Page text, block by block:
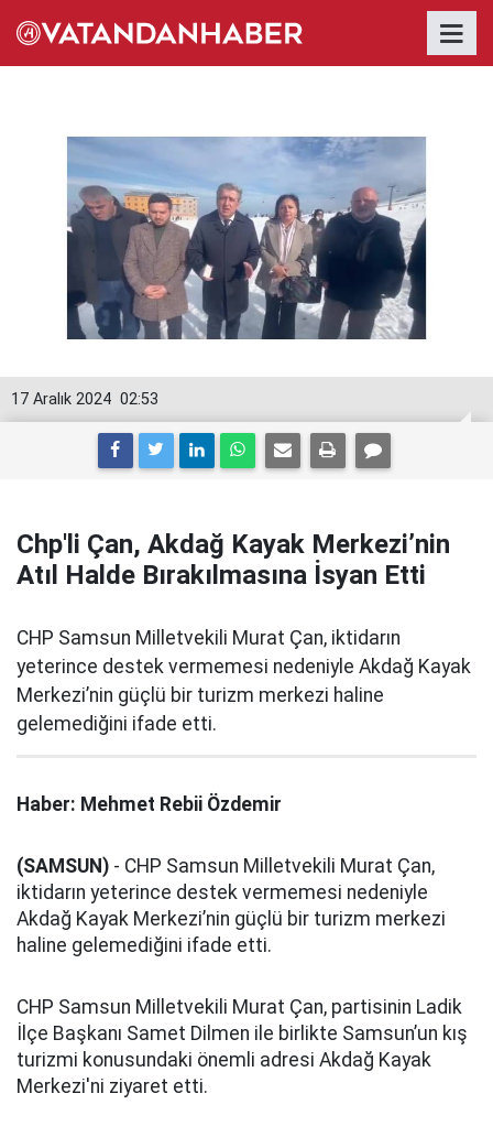
02:53
17 Aralık 2024
Chp'li Çan, Akdağ Kayak Merkezi’nin
Atıl Halde Bırakılmasına İsyan Etti
CHP Samsun Milletvekili Murat Çan, iktidarın
yeterince destek vermemesi nedeniyle Akdağ Kayak
Merkezi’nin güçlü bir turizm merkezi haline
gelemediğini ifade etti.
Haber: Mehmet Rebii Özdemir
(SAMSUN) - CHP Samsun Milletvekili Murat Çan,
iktidarın yeterince destek vermemesi nedeniyle
Akdağ Kayak Merkezi’nin güçlü bir turizm merkezi
haline gelemediğini ifade etti.
CHP Samsun Milletvekili Murat Çan, partisinin Ladik
İlçe Başkanı Samet Dilmen ile birlikte Samsun’un kış
turizmi konusundaki önemli adresi Akdağ Kayak
Merkezi'ni ziyaret etti.